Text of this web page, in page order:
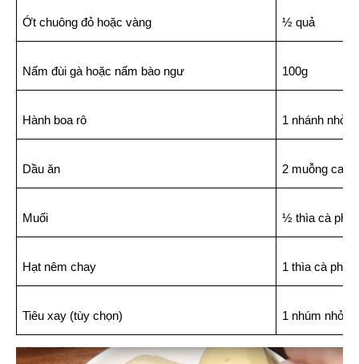
Ớt chuông đỏ hoặc vàng ½ quả
Nấm đùi gà hoặc nấm bào ngư 100g
Hành boa rô 1 nhánh nhỏ
Dầu ăn 2 muỗng canh
Muối ½ thìa cà phê
Hạt nêm chay 1 thìa cà phê
Tiêu xay (tùy chọn) 1 nhúm nhỏ